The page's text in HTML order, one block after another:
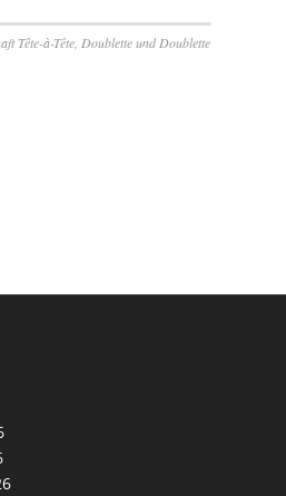
Tête-à-Tête, Doublette und Doublette